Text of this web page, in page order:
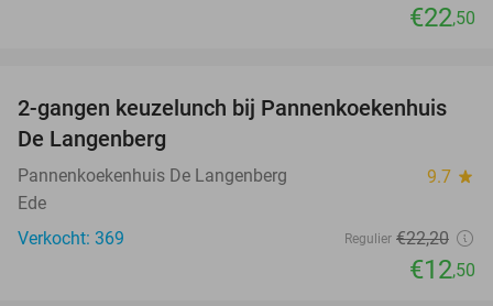
€22,50
44%
2-gangen keuzelunch bij Pannenkoekenhuis
De Langenberg
Pannenkoekenhuis De Langenberg 9.7 star
Ede
Verkocht: 369
Regulier €22,20
€12,50